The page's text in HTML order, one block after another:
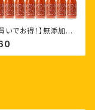
いでお得！】無添加ト
スFrutika100%［18
］